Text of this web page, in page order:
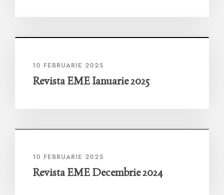
10 FEBRUARIE 2025
Revista EME Ianuarie 2025
10 FEBRUARIE 2025
Revista EME Decembrie 2024